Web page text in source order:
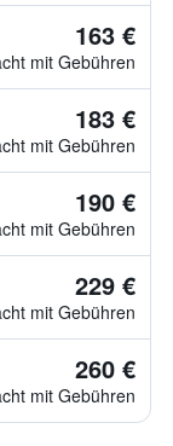
163 €
mit Gebühren
183 €
mit Gebühren
190 €
mit Gebühren
229 €
mit Gebühren
260 €
mit Gebühren